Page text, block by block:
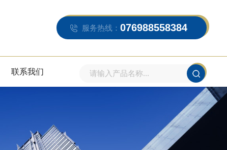
服务热线： 076988558384
联系我们